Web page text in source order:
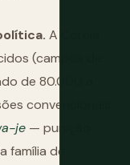
A Coreia
(campos de
de 80.000 a
convencionais.
je — punição
de